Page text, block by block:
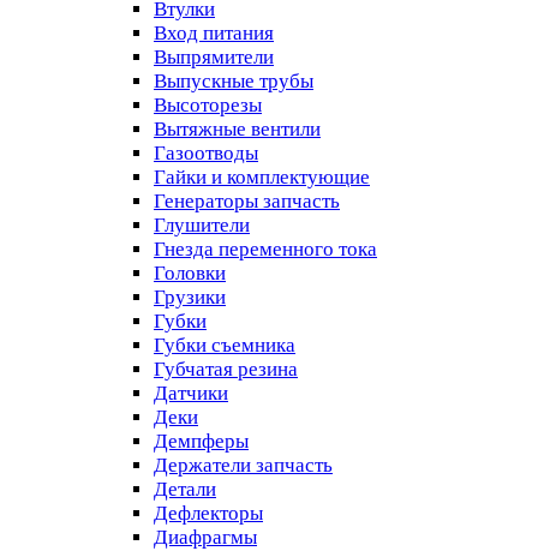
Втулки
Вход питания
Выпрямители
Выпускные трубы
Высоторезы
Вытяжные вентили
Газоотводы
Гайки и комплектующие
Генераторы запчасть
Глушители
Гнезда переменного тока
Головки
Грузики
Губки
Губки съемника
Губчатая резина
Датчики
Деки
Демпферы
Держатели запчасть
Детали
Дефлекторы
Диафрагмы